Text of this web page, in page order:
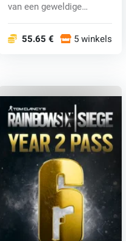
van een geweldige
55.65 € 5 winkels